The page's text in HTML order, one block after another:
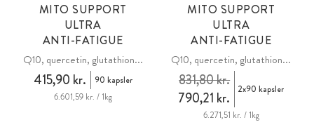
MITO SUPPORT
ULTRA
ANTI-FATIGUE
Q10, quercetin, glutathion...
415,90 kr.
90 kapsler
6.601,59 kr. / 1kg
MITO SUPPORT
ULTRA
ANTI-FATIGUE
Q10, quercetin, glutathion...
790,21 kr.
831,80 kr. 2x90 kapsler
6.271,51 kr. / 1kg